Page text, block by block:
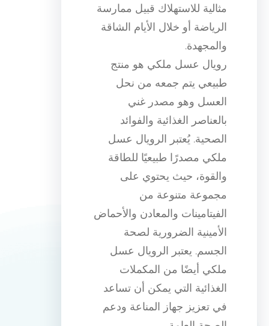
مثالية للاستهلاك قبيل ممارسة
الرياضة أو خلال الأيام الشاقة
والمجهدة.
رويال عسل ملكي هو منتج
طبيعي يتم جمعه من نحل
العسل وهو مصدر غني
بالعناصر الغذائية والفوائد
الصحية. يُعتبر الرويال عسل
ملكي مصدرًا طبيعيًا للطاقة
والقوة، حيث يحتوي على
مجموعة متنوعة من
الفيتامينات والمعادن والأحماض
الأمينية الضرورية لصحة
الجسم. يعتبر الرويال عسل
ملكي أيضًا من المكملات
الغذائية التي يمكن أن تساعد
في تعزيز جهاز المناعة ودعم